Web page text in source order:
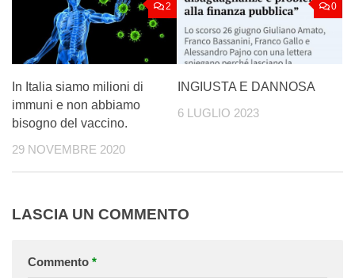
2
In Italia siamo milioni di
immuni e non abbiamo
bisogno del vaccino.
29 NOVEMBRE 2020
0
INGIUSTA E DANNOSA
6 LUGLIO 2023
LASCIA UN COMMENTO
Commento *